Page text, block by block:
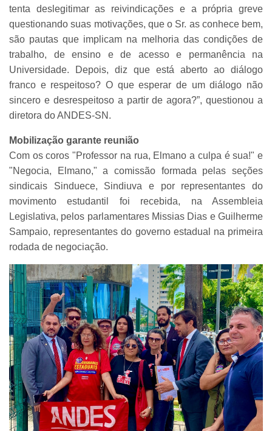
tenta deslegitimar as reivindicações e a própria greve
questionando suas motivações, que o Sr. as conhece bem,
são pautas que implicam na melhoria das condições de
trabalho, de ensino e de acesso e permanência na
Universidade. Depois, diz que está aberto ao diálogo
franco e respeitoso? O que esperar de um diálogo não
sincero e desrespeitoso a partir de agora?”, questionou a
diretora do ANDES-SN.
Mobilização garante reunião
Com os coros "Professor na rua, Elmano a culpa é sua!" e
"Negocia, Elmano," a comissão formada pelas seções
sindicais Sinduece, Sindiuva e por representantes do
movimento estudantil foi recebida, na Assembleia
Legislativa, pelos parlamentares Missias Dias e Guilherme
Sampaio, representantes do governo estadual na primeira
rodada de negociação.